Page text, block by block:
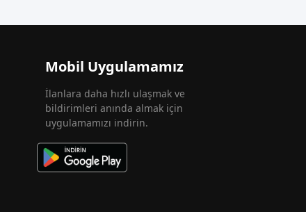
Mobil Uygulamamız
İlanlara daha hızlı ulaşmak ve
bildirimleri anında almak için
uygulamamızı indirin.